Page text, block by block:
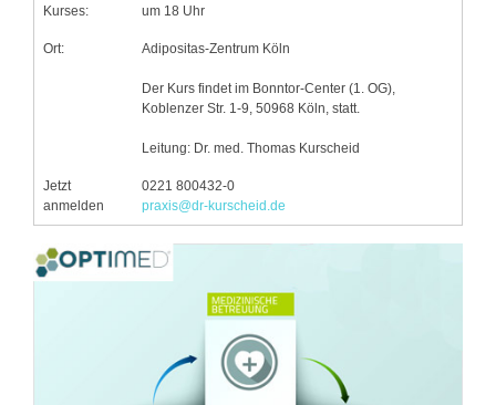
Kurses:
um 18 Uhr
Ort: Adipositas-Zentrum Köln
Der Kurs findet im Bonntor-Center (1. OG),
Koblenzer Str. 1-9, 50968 Köln, statt.
Leitung: Dr. med. Thomas Kurscheid
Jetzt
anmelden
0221 800432-0
praxis@dr-kurscheid.de